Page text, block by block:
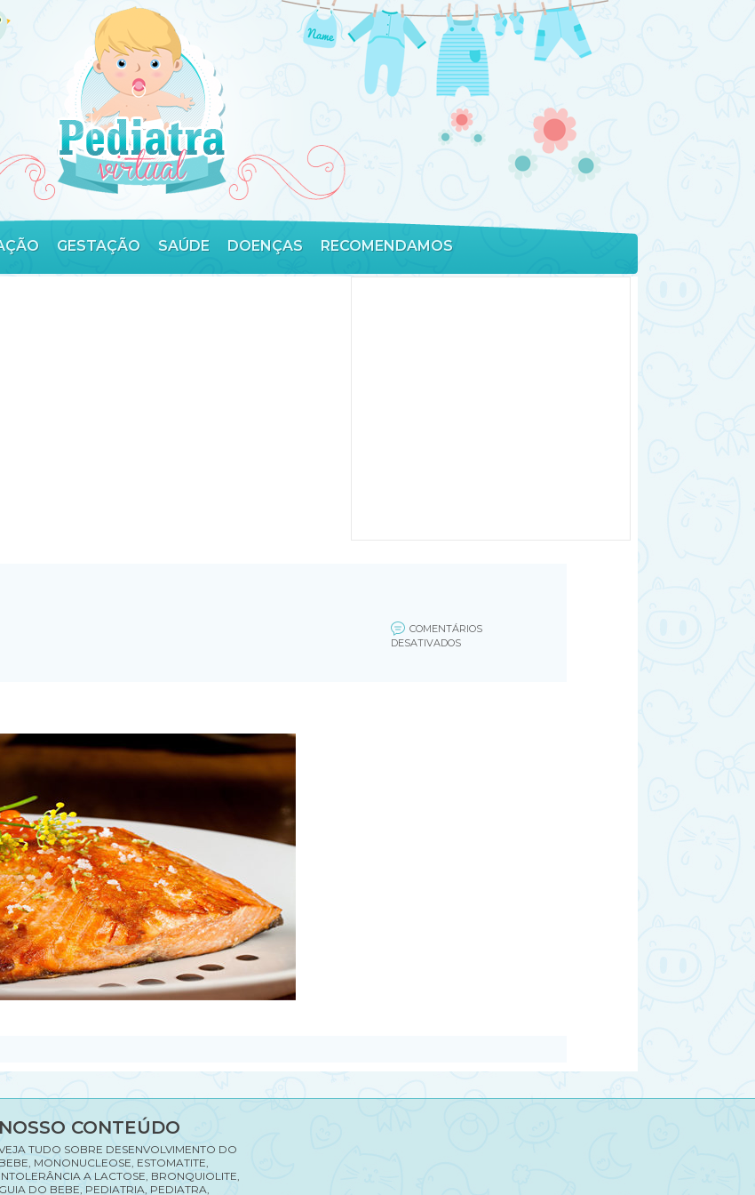
GESTAÇÃO SAÚDE DOENÇAS RECOMENDAMOS
COMENTÁRIOS
DESATIVADOSEM
NOSSO CONTEÚDO
TUDO SOBRE DESENVOLVIMENTO DO
BEBE, MONONUCLEOSE, ESTOMATITE,
INTOLERÂNCIA A LACTOSE, BRONQUIOLITE,
GUIA DO BEBE, PEDIATRIA, PEDIATRA,